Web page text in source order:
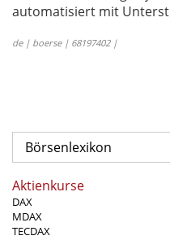
automatisiert mit
de | boerse | 68197402 |
Börsenlexikon
Aktienkurse
DAX
MDAX
TECDAX